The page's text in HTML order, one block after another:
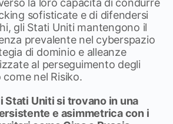
la loro capacità di condurre
sofisticate e di difendersi
gli Stati Uniti mantengono il
prevalente nel cyberspazio
di dominio e alleanze
al perseguimento degli
nel Risiko.
Stati Uniti si trovano in una
e asimmetrica con i